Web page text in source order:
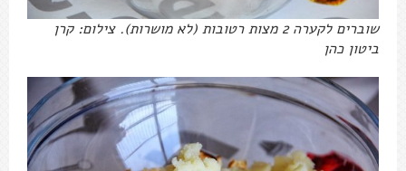
שוברים לקערה 2 מצות רטובות (לא מושרות). צילום: קרן
ביטון כהן